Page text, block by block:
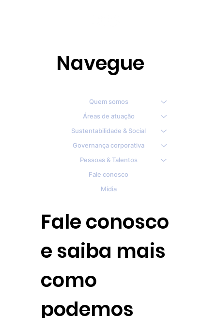
Navegue
Quem somos
Áreas de atuação
Sustentabilidade & Social
Governança corporativa
Pessoas & Talentos
Fale conosco
Mídia
Fale conosco
e saiba mais
como
podemos